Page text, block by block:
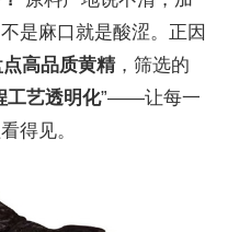
是麻口就是酸涩。正因
点高品质黄精，筛选的
工艺透明化”——让每一
得见。